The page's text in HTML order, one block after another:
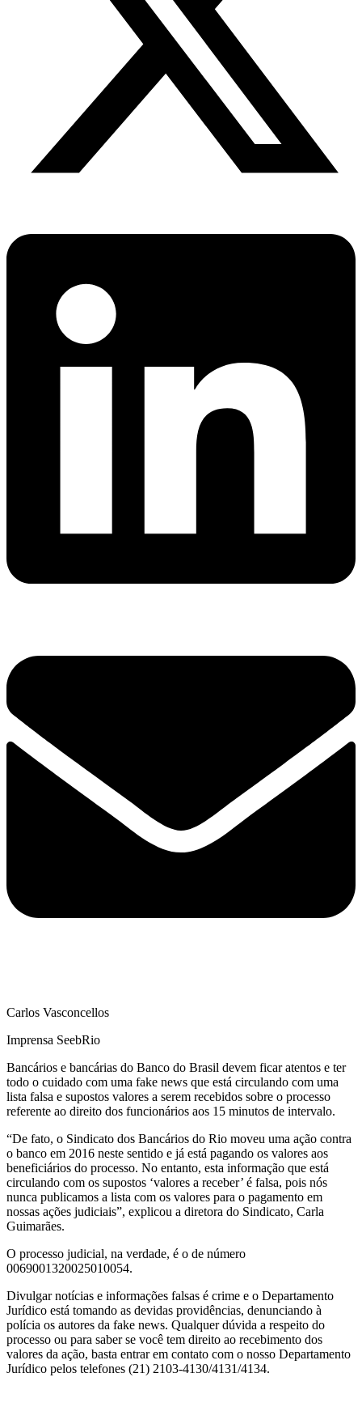
Carlos Vasconcellos
Imprensa SeebRio
Bancários e bancárias do Banco do Brasil devem ficar atentos e ter
todo o cuidado com uma fake news que está circulando com uma
lista falsa e supostos valores a serem recebidos sobre o processo
referente ao direito dos funcionários aos 15 minutos de intervalo.
“De fato, o Sindicato dos Bancários do Rio moveu uma ação contra
o banco em 2016 neste sentido e já está pagando os valores aos
beneficiários do processo. No entanto, esta informação que está
circulando com os supostos ‘valores a receber’ é falsa, pois nós
nunca publicamos a lista com os valores para o pagamento em
nossas ações judiciais”, explicou a diretora do Sindicato, Carla
Guimarães.
O processo judicial, na verdade, é o de número
0069001320025010054.
Divulgar notícias e informações falsas é crime e o Departamento
Jurídico está tomando as devidas providências, denunciando à
polícia os autores da fake news. Qualquer dúvida a respeito do
processo ou para saber se você tem direito ao recebimento dos
valores da ação, basta entrar em contato com o nosso Departamento
Jurídico pelos telefones (21) 2103-4130/4131/4134.